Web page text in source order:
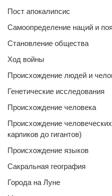
Пост апокалипсис
Самоопределение наций и
Становление общества
Ход войны
Происхождение людей и
Генетические исследования
Происхождение человека
Происхождение
карликов до гигантов)
Происхождение языков
Сакральная география
Города на Луне